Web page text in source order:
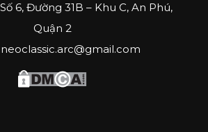
6, Đường 31B – Khu C, An Phú,
Quận 2
neoclassic.arc@gmail.com